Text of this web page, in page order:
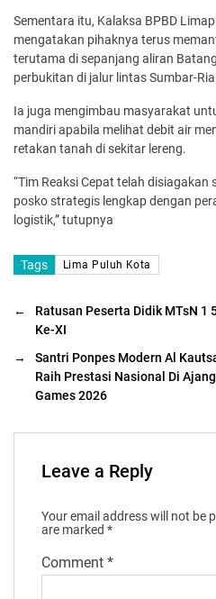
Sementara itu, Kalaksa BPBD
mengatakan pihaknya terus
terutama di sepanjang aliran
perbukitan di jalur lintas Sumbar-
Ia juga mengimbau masyarakat
mandiri apabila melihat debit air
retakan tanah di sekitar lereng.
“Tim Reaksi Cepat telah disiagakan
posko strategis lengkap dengan
logistik,” tutupnya
Tags Lima Puluh Kota
←
Ratusan Peserta Didik MTsN 1
Ke-XI
→
Santri Ponpes Modern Al
Raih Prestasi Nasional Di
Games 2026
Leave a Reply
Your email address will not be
are marked *
Comment *